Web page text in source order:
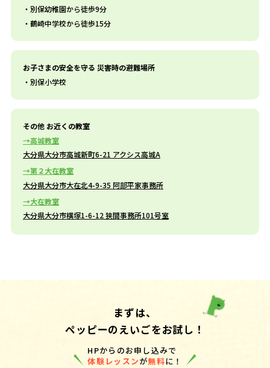
別保幼稚園から徒歩9分
鶴崎中学校から徒歩15分
お子さまの安全を守る 災害時の避難場所
別保小学校
その他 お近くの教室
高城教室
大分県大分市高城新町6-21 アクシス高城A
第２大在教室
大分県大分市大在北4-9-35 阿部平家事務所
大在教室
大分県大分市横塚1-6-12 狭間事務所101号室
まずは、
ペッピーのえいごをお試し！
HPからのお申し込みで
体験レッスンが無料に！